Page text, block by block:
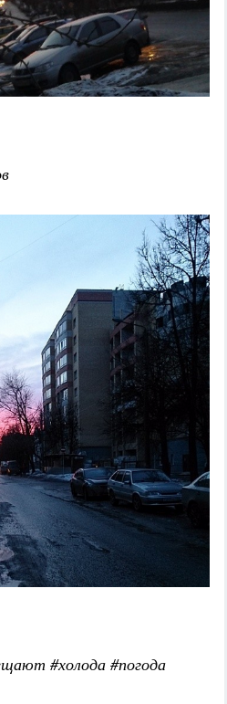
#холода #погода